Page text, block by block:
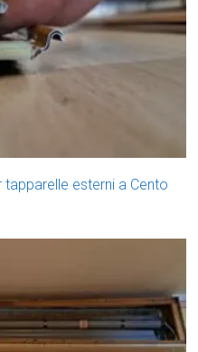
esterni a Cento